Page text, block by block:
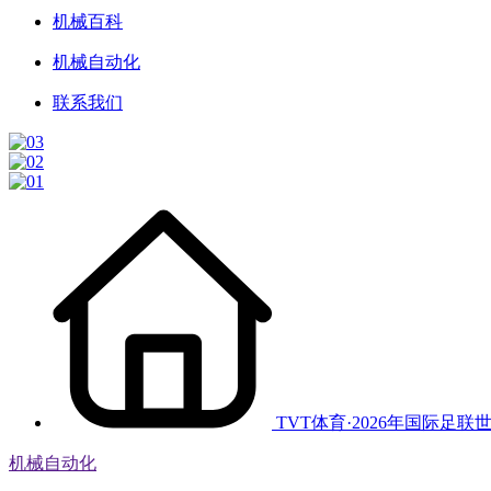
机械百科
机械自动化
联系我们
TVT体育·2026年国际足联
机械自动化